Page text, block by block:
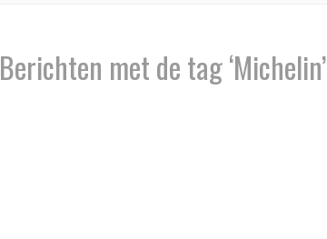
Berichten met de tag ‘Michelin’